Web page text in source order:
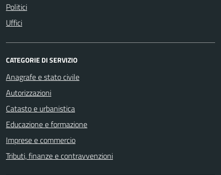
Politici
Uffici
CATEGORIE DI SERVIZIO
Anagrafe e stato civile
Autorizzazioni
Catasto e urbanistica
Educazione e formazione
Imprese e commercio
Tributi, finanze e contravvenzioni